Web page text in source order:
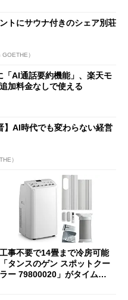
トにサウナ付きのシェア別荘
）
AI通話要約機能」、楽天モ
加料金なしで使える
】AI時代でも変わらない経営
）
工事不要で14畳まで冷房可能
「タンスのゲン スポットクー
ラー 79800020」がタイムセ